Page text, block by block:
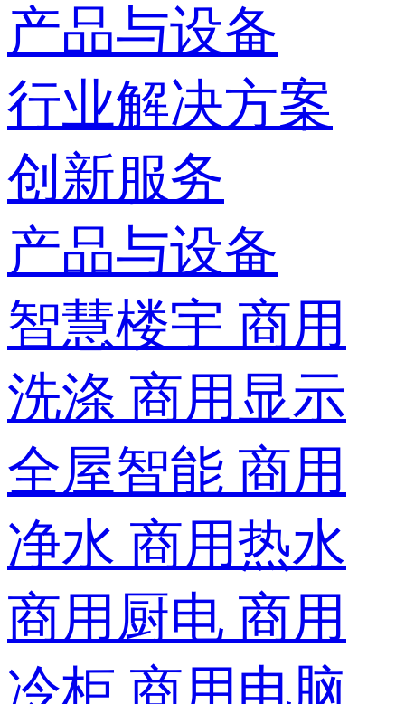
产品与设备
行业解决方案
创新服务
产品与设备
智慧楼宇 商用
洗涤 商用显示
全屋智能 商用
净水 商用热水
商用厨电 商用
冷柜 商用电脑